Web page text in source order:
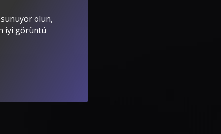
sunuyor olun,
iyi görüntü